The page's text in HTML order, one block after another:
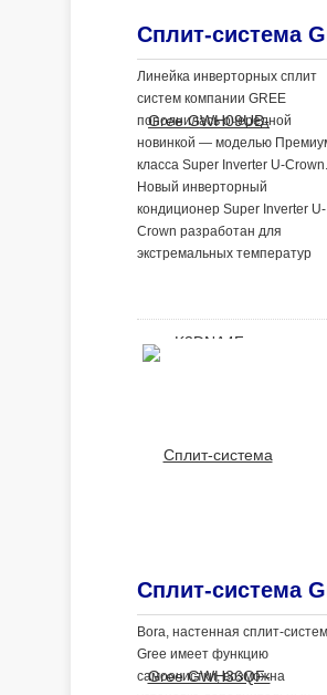
Линейка инверторных сплит
систем компании GREE
пополнилась очередной
новинкой — моделью
класса Super Inverter U-Crown.
Новый инверторный
кондиционер Super Inverter U-
Crown разработан для
экстремальных температур
Bora, настенная сплит-
Gree имеет функцию
самоочистки, возможна